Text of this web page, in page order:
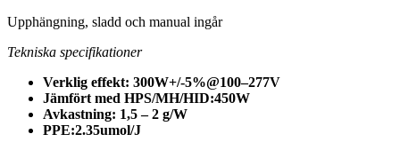
Upphängning, sladd och manual ingår
Tekniska specifikationer
Verklig effekt: 300W+/-5%@100–277V
Jämfört med HPS/MH/HID:450W
Avkastning: 1,5 – 2 g/W
PPE:2.35umol/J